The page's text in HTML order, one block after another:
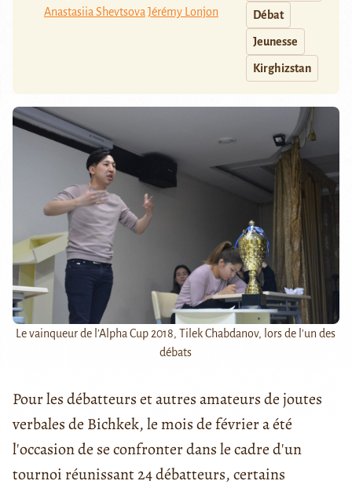
Anastasiia Shevtsova Jérémy Lonjon Débat
Jeunesse
Kirghizstan
Le vainqueur de l'Alpha Cup 2018, Tilek Chabdanov, lors de l'un des
débats
Pour les débatteurs et autres amateurs de joutes
verbales de Bichkek, le mois de février a été
l'occasion de se confronter dans le cadre d'un
tournoi réunissant 24 débatteurs, certains